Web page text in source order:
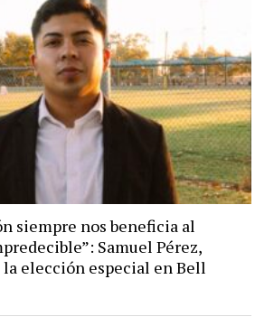
siempre nos beneficia al
Samuel Pérez,
la elección especial en Bell